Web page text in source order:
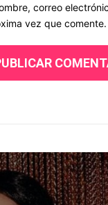
correo
vez que comente.